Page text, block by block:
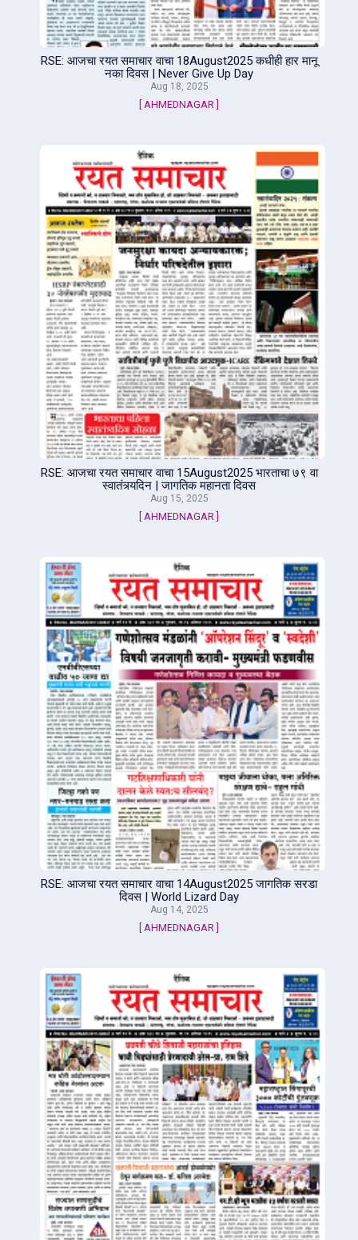
RSE: आजचा रयत समाचार वाचा 18August2025 कधीही हार मानू
नका दिवस | Never Give Up Day
Aug 18, 2025
[ AHMEDNAGAR ]
RSE: आजचा रयत समाचार वाचा 15August2025 भारताचा ७९ वा
स्वातंत्र्यदिन | जागतिक महानता दिवस
Aug 15, 2025
[ AHMEDNAGAR ]
RSE: आजचा रयत समाचार वाचा 14August2025 जागतिक सरडा
दिवस | World Lizard Day
Aug 14, 2025
[ AHMEDNAGAR ]